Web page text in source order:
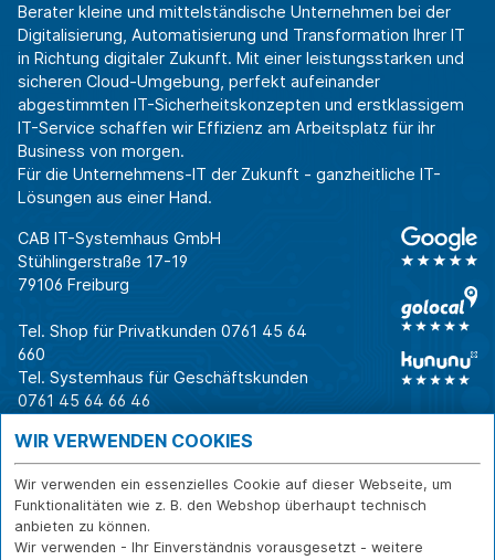
Berater kleine und mittelständische Unternehmen bei der
Digitalisierung, Automatisierung und Transformation Ihrer IT
in Richtung digitaler Zukunft. Mit einer leistungsstarken und
sicheren Cloud-Umgebung, perfekt aufeinander
abgestimmten IT-Sicherheitskonzepten und erstklassigem
IT-Service schaffen wir Effizienz am Arbeitsplatz für ihr
Business von morgen.
Für die Unternehmens-IT der Zukunft - ganzheitliche IT-
Lösungen aus einer Hand.
CAB IT-Systemhaus GmbH
Stühlingerstraße 17-19
79106 Freiburg
Tel. Shop für Privatkunden 0761 45 64
660
Tel. Systemhaus für Geschäftskunden
0761 45 64 66 46
Warum CAB
Für Business-
Entscheider
Für IT-Leiter
Für Privatkunden
Erfolgsgeschichte
IT für
IT-Security
IT-Infrastruktur
Softwarelösungen
IT-Beratung und
Service
Reparatur
Versand- und
WIR VERWENDEN COOKIES
Wir verwenden ein essenzielles Cookie auf dieser Webseite, um
Funktionalitäten wie z. B. den Webshop überhaupt technisch
anbieten zu können.
Wir verwenden - Ihr Einverständnis vorausgesetzt - weitere